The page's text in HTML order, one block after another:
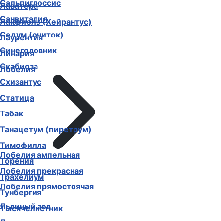
Лаватера
Лакфиоль (Хейрантус)
Лаурентия
Линария
Лобелия
Лобелия ампельная
Лобелия прекрасная
Лобелия прямостоячая
Львиный зев
Сальпиглоссис
Санвиталия
Седум (очиток)
Синеголовник
Скабиоза
Схизантус
Статица
Табак
Танацетум (пиретрум)
Тимофилла
Торения
Трахелиум
Тунбергия
Тысячелистник